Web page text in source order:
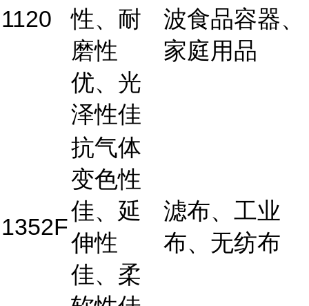
1120
性、耐
磨性
优、光
泽性佳
波食品容器、
家庭用品
1352F
抗气体
变色性
佳、延
伸性
佳、柔
滤布、工业
布、无纺布